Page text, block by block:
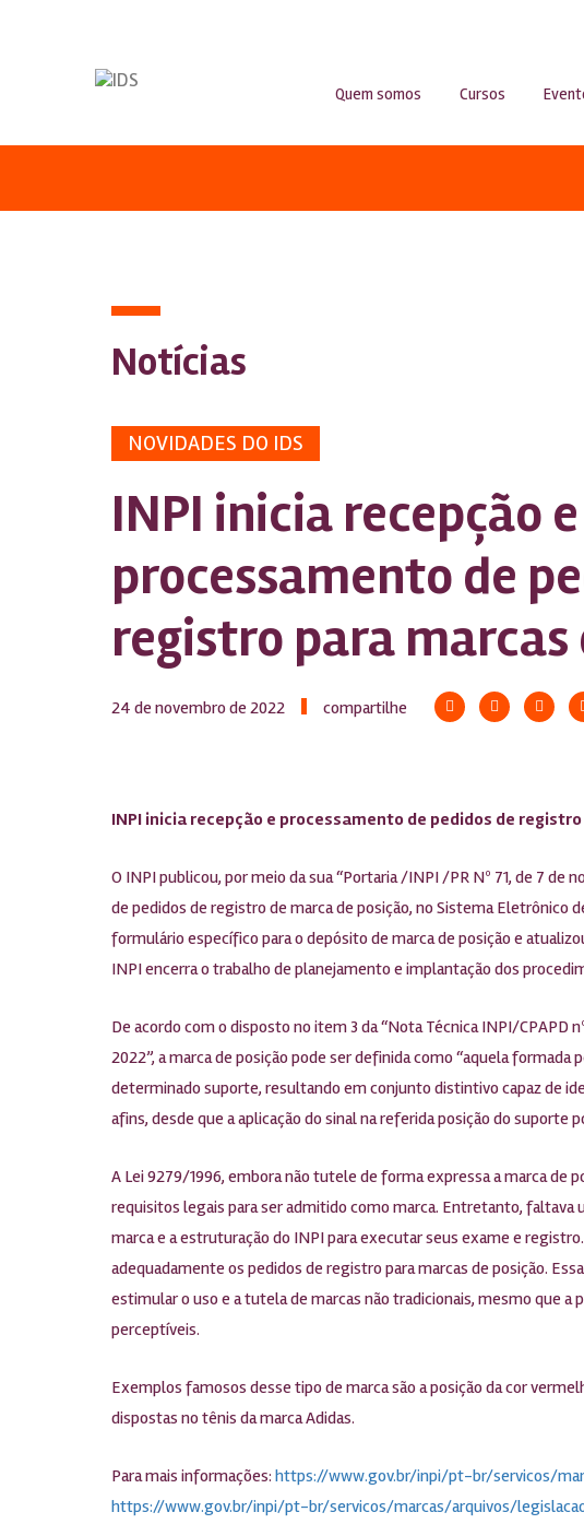
Quem somos Cursos
Notícias
NOVIDADES DO IDS
INPI inicia recepção e
processamento de
registro para marcas
24 de novembro de 2022 compartilhe
INPI inicia recepção e processamento de pedidos de
O INPI publicou, por meio da sua “Portaria /INPI /PR Nº 71, de 7
de pedidos de registro de marca de posição, no Sistema Eletrônico
formulário específico para o depósito de marca de posição e
INPI encerra o trabalho de planejamento e implantação dos
De acordo com o disposto no item 3 da “Nota Técnica INPI/CPAPD
2022”, a marca de posição pode ser definida como “aquela
determinado suporte, resultando em conjunto distintivo capaz de
afins, desde que a aplicação do sinal na referida posição do suporte
A Lei 9279/1996, embora não tutele de forma expressa a marca de
requisitos legais para ser admitido como marca. Entretanto,
marca e a estruturação do INPI para executar seus exame e
adequadamente os pedidos de registro para marcas de posição.
estimular o uso e a tutela de marcas não tradicionais, mesmo que a
perceptíveis.
Exemplos famosos desse tipo de marca são a posição da cor
dispostas no tênis da marca Adidas.
Para mais informações: https://www.gov.br/inpi/pt-br/servicos/
https://www.gov.br/inpi/pt-br/servicos/marcas/arquivos/